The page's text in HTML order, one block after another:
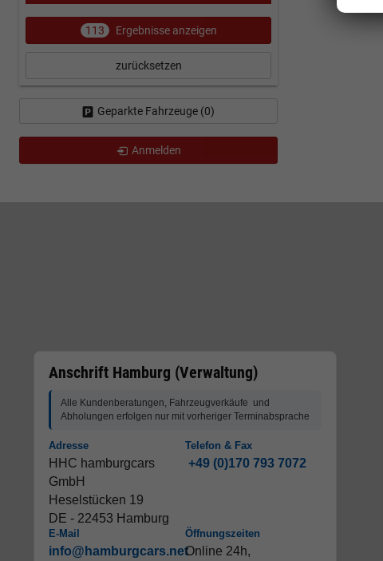
113 Ergebnisse anzeigen
zurücksetzen
Geparkte Fahrzeuge (0)
Anmelden
Anschrift Hamburg (Verwaltung)
Alle Kundenberatungen, Fahrzeugverkäufe und
Abholungen erfolgen nur mit vorheriger Terminabsprache
Adresse
HHC hamburgcars
GmbH
Heselstücken 19
DE - 22453 Hamburg
Telefon & Fax
+49 (0)170 793 7072
E-Mail
info@hamburgcars.net
Öffnungszeiten
Online 24h,